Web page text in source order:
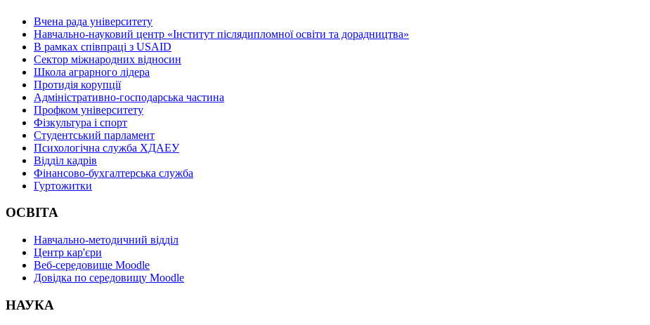
Вчена рада університету
Навчально-науковий центр «Інститут післядипломної освіти та дорадництва»
В рамках співпраці з USAID
Сектор міжнародних відносин
Школа аграрного лідера
Протидія корупції
Адміністративно-господарська частина
Профком університету
Фізкультура і спорт
Студентський парламент
Психологічна служба ХДАЕУ
Відділ кадрів
Фінансово-бухгалтерська служба
Гуртожитки
ОСВІТА
Навчально-методичний відділ
Центр кар'єри
Веб-середовище Moodle
Довідка по середовищу Moodle
НАУКА